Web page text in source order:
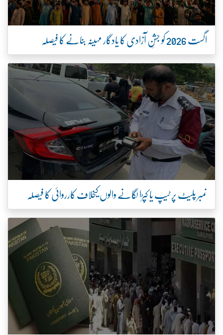
اگست 2026 کو جشنِ آزادی کا یادگار مہینہ بنانے کا فیصلہ
نمبر پلیٹ پر ٹیپ یا کپڑا لگانے والوں کیخلاف کارروائی کا فیصلہ